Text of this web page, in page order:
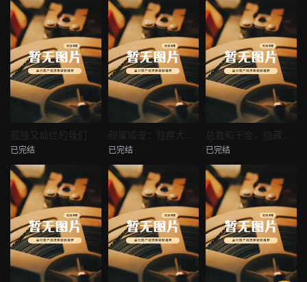
未知 未知 未知
未知
孤独又灿烂的我们
已完结
热播
未知
已完结
热播
未知
已完结